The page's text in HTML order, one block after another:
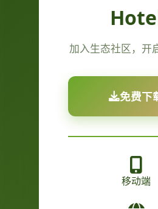
加入生态社区，开
免费下
移动端